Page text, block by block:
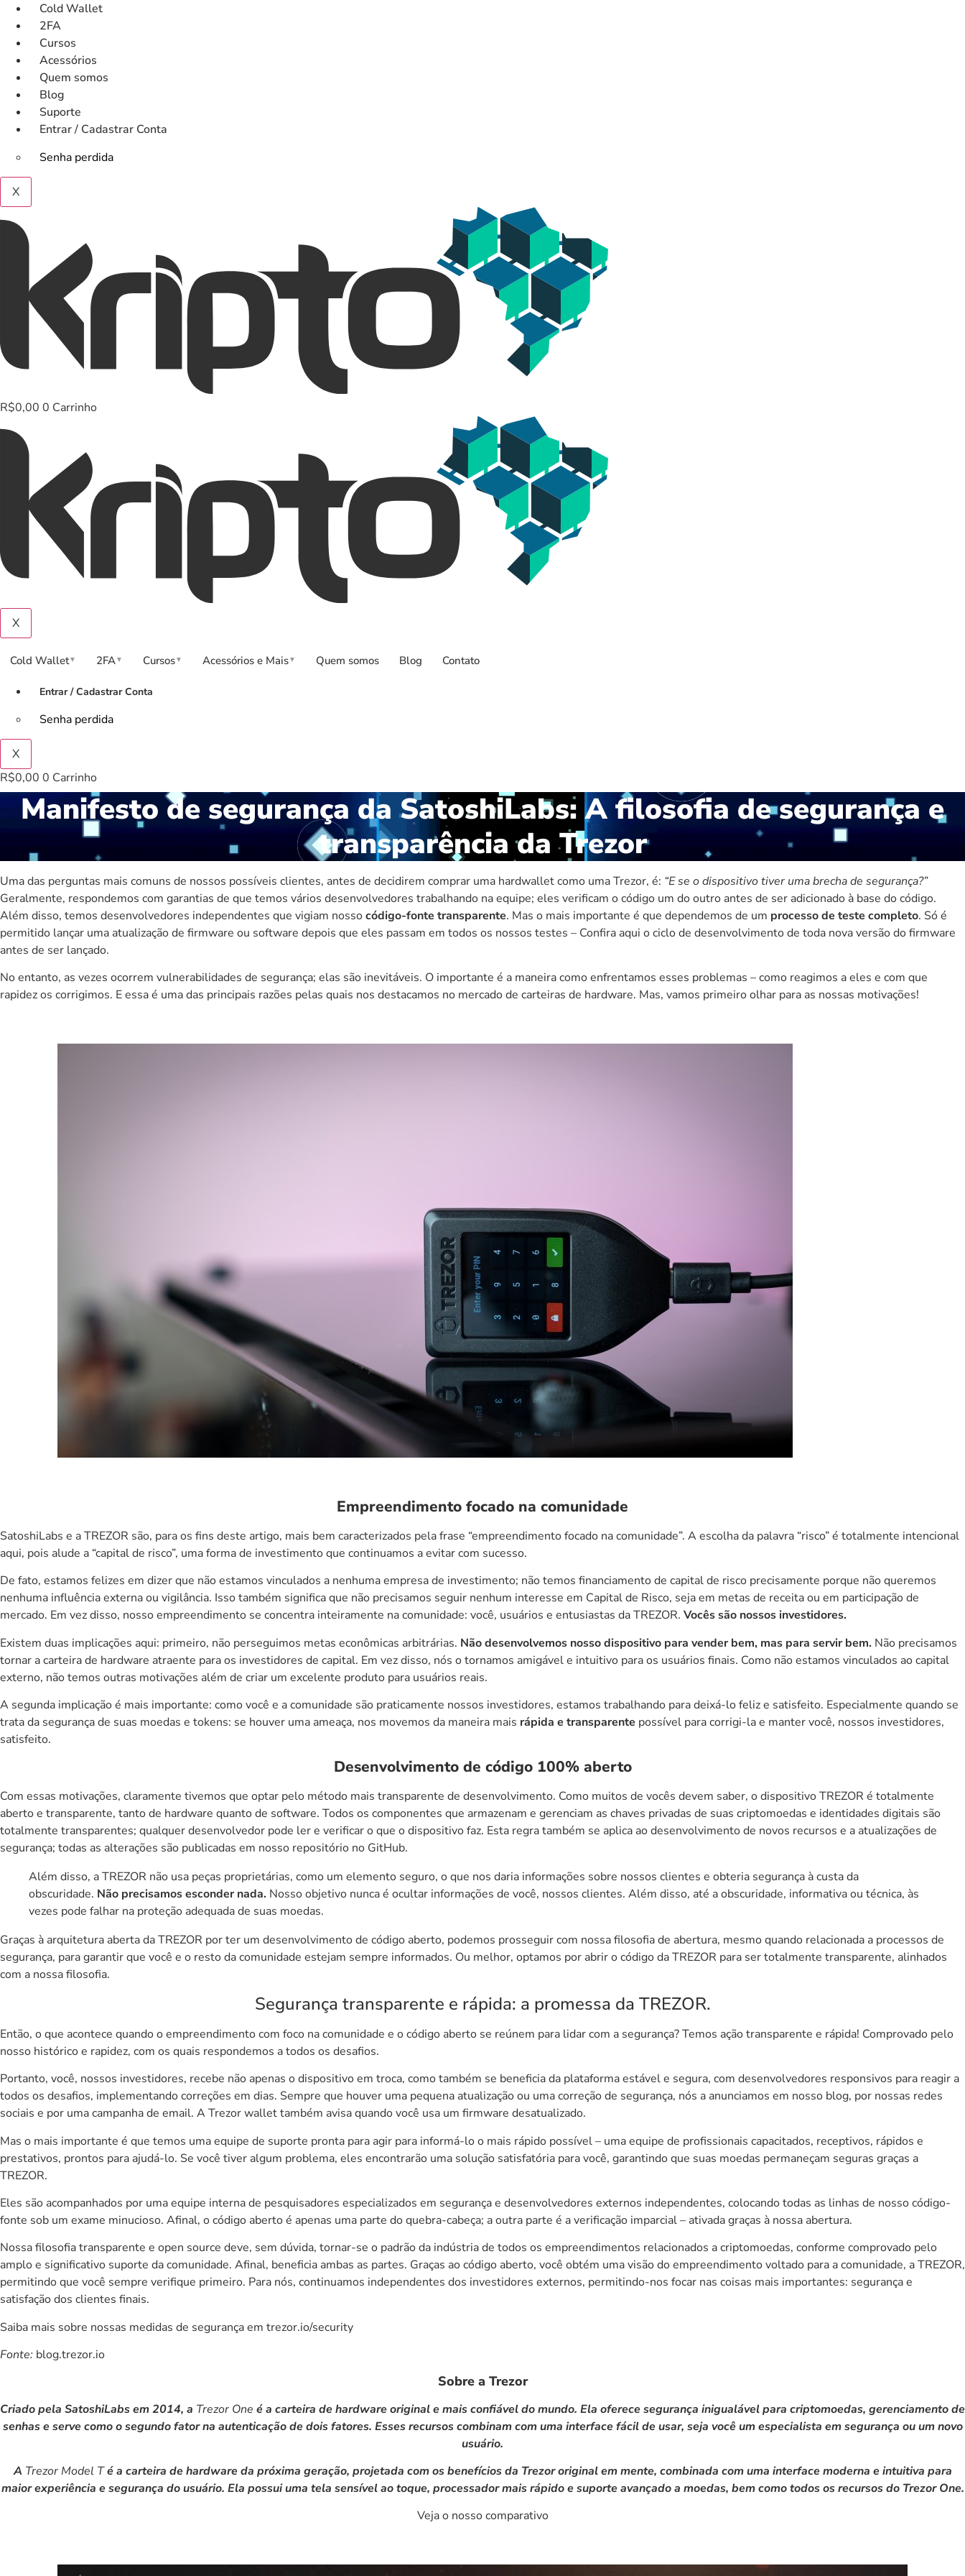
para
conteúdo
Cold Wallet
2FA
Cursos
Acessórios
Quem somos
Blog
Suporte
Entrar / Cadastrar Conta
Senha perdida
X
R$0,00 0 Carrinho
X
Cold Wallet▼ 2FA▼ Cursos▼ Acessórios e Mais▼ Quem somos Blog Contato
Entrar / Cadastrar Conta
Senha perdida
X
R$0,00 0 Carrinho
Manifesto de segurança da SatoshiLabs: A filosofia de segurança e
transparência da Trezor
Uma das perguntas mais comuns de nossos possíveis clientes, antes de decidirem comprar uma hardwallet como umaTrezor, é: “E se o dispositivo tiver uma brecha de segurança?”
Geralmente, respondemos com garantias de que temos vários desenvolvedores trabalhando na equipe; eles verificam o código um do outro antes de ser adicionado à base do código.
Além disso, temos desenvolvedores independentes que vigiam nossocódigo-fonte transparente. Mas o mais importante é que dependemos de um processo de teste completo. Só é
permitido lançar uma atualização de firmware ou software depois que eles passam em todos os nossos testes – Confira aqui ociclo de desenvolvimento de toda nova versão do firmware
antes de ser lançado.
No entanto, as vezes ocorrem vulnerabilidades de segurança; elas são inevitáveis. O importante é a maneira como enfrentamos esses problemas –como reagimos a eles e com que
rapidez os corrigimos. E essa é uma das principais razões pelas quais nos destacamos no mercado de carteiras de hardware. Mas, vamos primeiro olhar para as nossas motivações!
Empreendimento focado na comunidade
SatoshiLabs e aTREZOR são, para os fins deste artigo, mais bem caracterizados pela frase “empreendimento focado na comunidade”. A escolha da palavra “risco” é totalmente intencional
aqui, pois alude a “capital de risco”, uma forma de investimento que continuamos a evitar com sucesso.
De fato, estamos felizes em dizer que não estamos vinculados a nenhuma empresa de investimento; não temos financiamento de capital de risco precisamente porque não queremos
nenhuma influência externa ou vigilância. Isso também significa que não precisamos seguir nenhum interesse em Capital de Risco, seja em metas de receita ou em participação de
mercado. Em vez disso, nosso empreendimento se concentra inteiramente na comunidade: você, usuários e entusiastas daTREZOR. Vocês são nossos investidores.
Existem duas implicações aqui: primeiro, não perseguimos metas econômicas arbitrárias. Não desenvolvemos nosso dispositivo para vender bem, mas para servir bem. Não precisamos
tornar a carteira de hardware atraente para os investidores de capital. Em vez disso, nós o tornamos amigável e intuitivo para os usuários finais. Como não estamos vinculados ao capital
externo, não temos outras motivações além de criar um excelente produto para usuários reais.
A segunda implicação é mais importante: como você e a comunidade são praticamente nossos investidores, estamos trabalhando para deixá-lo feliz e satisfeito. Especialmente quando se
trata da segurança de suas moedas e tokens: se houver uma ameaça, nos movemos da maneira mais rápida e transparente possível para corrigi-la e manter você, nossos investidores,
satisfeito.
Desenvolvimento de código 100% aberto
Com essas motivações, claramente tivemos que optar pelo método mais transparente de desenvolvimento. Como muitos de vocês devem saber, o dispositivoTREZOR é totalmente
aberto e transparente, tanto de hardware quanto de software. Todos os componentes que armazenam e gerenciam as chaves privadas de suas criptomoedas e identidades digitais são
totalmente transparentes; qualquer desenvolvedor pode ler e verificar o que o dispositivo faz. Esta regra também se aplica ao desenvolvimento de novos recursos e a atualizações de
segurança; todas as alterações são publicadas em nosso repositório no GitHub.
Além disso, aTREZOR não usa peças proprietárias, como um elemento seguro, o que nos daria informações sobre nossos clientes e obteria segurança à custa da
obscuridade. Não precisamos esconder nada. Nosso objetivo nunca é ocultar informações de você, nossos clientes. Além disso, até a obscuridade, informativa ou técnica, às
vezes pode falhar na proteção adequada de suas moedas.
Graças à arquitetura aberta daTREZOR por ter um desenvolvimento de código aberto, podemos prosseguir com nossa filosofia de abertura, mesmo quando relacionada a processos de
segurança, para garantir que você e o resto da comunidade estejam sempre informados. Ou melhor, optamos por abrir o código daTREZOR para ser totalmente transparente, alinhados
com a nossa filosofia.
Segurança transparente e rápida: a promessa da TREZOR.
Então, o que acontece quando o empreendimento com foco na comunidade e o código aberto se reúnem para lidar com a segurança? Temos ação transparente e rápida! Comprovado pelo
nosso históricoe rapidez, com os quais respondemos a todos os desafios.
Portanto, você, nossos investidores, recebe não apenas o dispositivo em troca, como também se beneficia da plataforma estável e segura, com desenvolvedores responsivos para reagir a
todos os desafios, implementando correções em dias. Sempre que houver uma pequena atualização ou uma correção de segurança, nós a anunciamos em nosso blog, por nossas redes
sociais e por uma campanha de email. ATrezor wallettambém avisa quando você usa um firmware desatualizado.
Mas o mais importante é que temos umaequipe de suporte pronta para agir para informá-lo o mais rápido possível – uma equipe de profissionais capacitados, receptivos, rápidos e
prestativos, prontos para ajudá-lo. Se você tiver algum problema, eles encontrarão uma solução satisfatória para você, garantindo que suas moedas permaneçam seguras graças a
TREZOR.
Eles são acompanhados por uma equipe interna de pesquisadores especializados em segurança e desenvolvedores externos independentes, colocando todas as linhas de nosso código-
fonte sob um exame minucioso. Afinal, o código aberto é apenas uma parte do quebra-cabeça; a outra parte é a verificação imparcial – ativada graças à nossa abertura.
Nossa filosofia transparente e open source deve, sem dúvida, tornar-se o padrão da indústria de todos os empreendimentos relacionados a criptomoedas, conforme comprovado pelo
amplo e significativo suporte da comunidade. Afinal, beneficia ambas as partes. Graças ao código aberto, você obtém uma visão do empreendimento voltado para a comunidade, aTREZOR,
permitindo que você sempre verifique primeiro. Para nós, continuamos independentes dos investidores externos, permitindo-nos focar nas coisas mais importantes: segurança e
satisfação dos clientes finais.
Saiba mais sobre nossas medidas de segurança em trezor.io/security
Fonte: blog.trezor.io
Sobre a Trezor
Criado pela SatoshiLabs em 2014, a Trezor One é a carteira de hardware original e mais confiável do mundo. Ela oferece segurança inigualável para criptomoedas, gerenciamento de
senhas e serve como o segundo fator na autenticação de dois fatores. Esses recursos combinam com uma interface fácil de usar, seja você um especialista em segurança ou um novo
usuário.
A Trezor Model Té a carteira de hardware da próxima geração, projetada com os benefícios da Trezor original em mente, combinada com uma interface moderna e intuitiva para
maior experiência e segurança do usuário. Ela possui uma tela sensível ao toque, processador mais rápido e suporte avançado a moedas, bem como todos os recursos do Trezor One.
Veja o nosso comparativo